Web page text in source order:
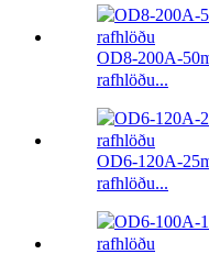
OD8-200A-
rafhlöðu...
OD6-120A-
rafhlöðu...